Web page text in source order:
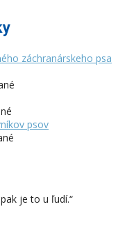
záchranárskeho psa
psov
je to u ľudí.“